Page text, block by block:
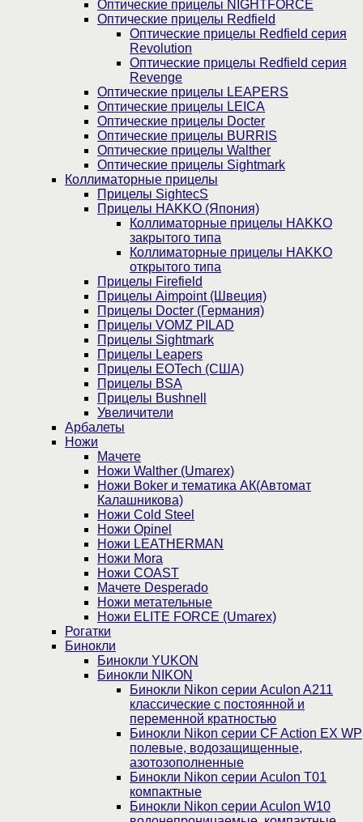
Оптические прицелы NIGHTFORCE
Оптические прицелы Redfield
Оптические прицелы Redfield серия
Revolution
Оптические прицелы Redfield серия
Revenge
Оптические прицелы LEAPERS
Оптические прицелы LEICA
Оптические прицелы Docter
Оптические прицелы BURRIS
Оптические прицелы Walther
Оптические прицелы Sightmark
Коллиматорные прицелы
Прицелы SightecS
Прицелы HAKKO (Япония)
Коллиматорные прицелы HAKKO
закрытого типа
Коллиматорные прицелы HAKKO
открытого типа
Прицелы Firefield
Прицелы Aimpoint (Швеция)
Прицелы Docter (Германия)
Прицелы VOMZ PILAD
Прицелы Sightmark
Прицелы Leapers
Прицелы EOTech (США)
Прицелы BSA
Прицелы Bushnell
Увеличители
Арбалеты
Ножи
Мачете
Ножи Walther (Umarex)
Ножи Boker и тематика АК(Автомат
Калашникова)
Ножи Cold Steel
Ножи Opinel
Ножи LEATHERMAN
Ножи Mora
Ножи COAST
Мачете Desperado
Ножи метательные
Ножи ELITE FORCE (Umarex)
Рогатки
Бинокли
Бинокли YUKON
Бинокли NIKON
Бинокли Nikon серии Aculon A211
классические с постоянной и
переменной кратностью
Бинокли Nikon серии СF Action EX WP
полевые, водозащищенные,
азотозополненные
Бинокли Nikon серии Aculon T01
компактные
Бинокли Nikon серии Aculon W10